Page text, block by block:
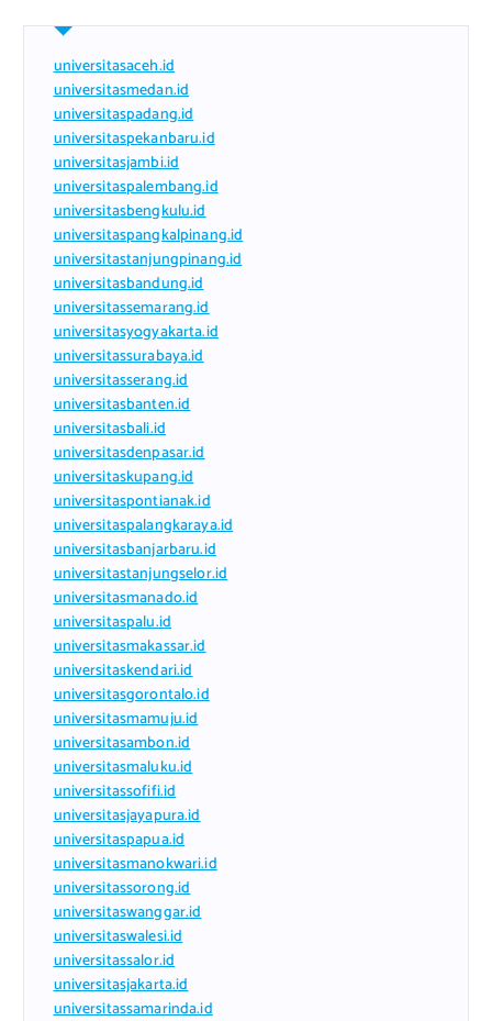
universitasaceh.id
universitasmedan.id
universitaspadang.id
universitaspekanbaru.id
universitasjambi.id
universitaspalembang.id
universitasbengkulu.id
universitaspangkalpinang.id
universitastanjungpinang.id
universitasbandung.id
universitassemarang.id
universitasyogyakarta.id
universitassurabaya.id
universitasserang.id
universitasbanten.id
universitasbali.id
universitasdenpasar.id
universitaskupang.id
universitaspontianak.id
universitaspalangkaraya.id
universitasbanjarbaru.id
universitastanjungselor.id
universitasmanado.id
universitaspalu.id
universitasmakassar.id
universitaskendari.id
universitasgorontalo.id
universitasmamuju.id
universitasambon.id
universitasmaluku.id
universitassofifi.id
universitasjayapura.id
universitaspapua.id
universitasmanokwari.id
universitassorong.id
universitaswanggar.id
universitaswalesi.id
universitassalor.id
universitasjakarta.id
universitassamarinda.id